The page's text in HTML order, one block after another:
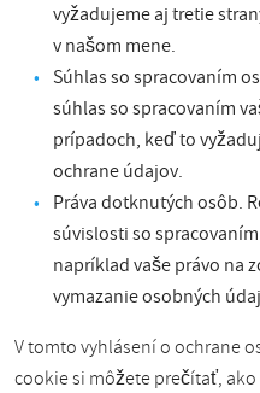
vyžadujeme aj tretie
v našom mene.
Súhlas so spracovaním
súhlas so spracovaním
prípadoch, keď to
ochrane údajov.
Práva dotknutých osôb.
súvislosti so
napríklad vaše právo na
vymazanie osobných
V tomto vyhlásení o ochrane
cookie si môžete prečítať,